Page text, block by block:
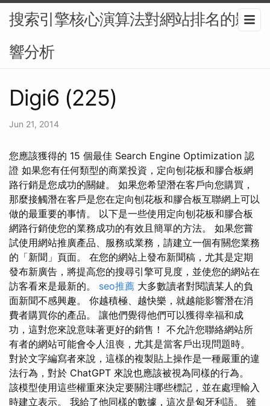
搜索引擎核心演算法對網站排名的影
響分析
Digi6 (225)
Jun 21, 2014
您應該獲得的 15 個最佳 Search Engine Optimization 認
證 如果您有任何類型的商業投資，定向刨花板和膠合板網
路行銷是您成功的關鍵。 如果您希望潛在客戶向您購買，
那麼接觸潛在客戶是您在定向刨花板和膠合板互聯網上可以
做的最重要的事情。 以下是一些使用定向刨花板和膠合板
網路行銷使您的業務成功的有效且簡單的方法。 如果您嘗
試使用網站推廣產品、服務或業務，請建立一個有關您業務
的「新聞」頁面。 在您的網站上發布新聞稿，尤其是定期
發布新廣告，將提高您的搜尋引擎可見度，並使您的網站在
訪客看來是最新的。 seo推薦 大多數讀者對閱讀某人的負
面新聞不感興趣。 你越積極、越快樂，就越能影響潛在消
費者購買你的產品。 讓他們覺得他們可以獲得幸福和成
功，這對您來說意味著更好的銷售！ 不允許您聯絡網站所
有者的網站可能會令人沮喪，尤其是當客戶出現問題時。
對於文字編寫者來說，這樣的複製貼上操作是一種嚴重的違
法行為，對於 ChatGPT 來說也應該被視為同樣的行為。
該模型使用這些權重來決定要關注哪些標記，並在處理輸入
時建立表示。 我給了他同樣的數據，這次是匈牙利語。 雖